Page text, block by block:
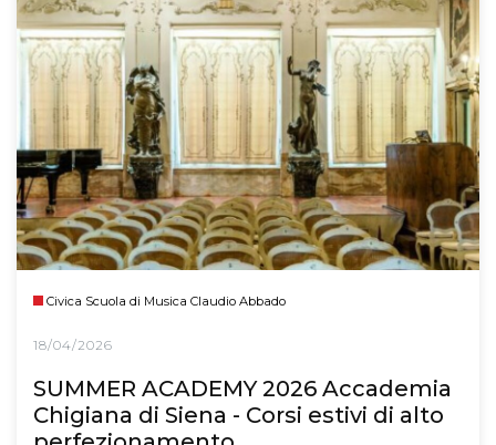
Civica Scuola di Musica Claudio Abbado
18/04/2026
SUMMER ACADEMY 2026 Accademia
Chigiana di Siena - Corsi estivi di alto